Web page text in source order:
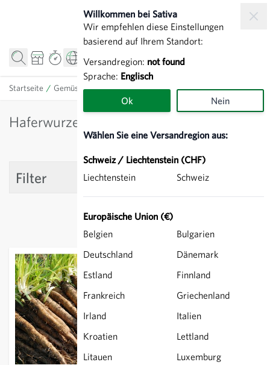
Willkommen bei Sativa
Wir empfehlen diese Einstellungen
basierend auf Ihrem Standort:
Versandregion: not found
Sprache: Englisch
Ok Nein
Wählen Sie eine Versandregion aus:
Schweiz / Liechtenstein (CHF)
Liechtenstein
Schweiz
Europäische Union (€)
Belgien
Bulgarien
Deutschland
Dänemark
Estland
Finnland
Frankreich
Griechenland
Irland
Italien
Kroatien
Lettland
Litauen
Luxemburg
Startseite / Gemüse / Haferwurzeln
Haferwurzeln
Filter